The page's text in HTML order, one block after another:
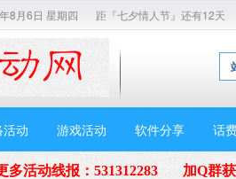
8月6日 星期四 距『七夕情人节』还有12天
活动 游戏活动 软件分享 话
多活动线报 ： 531312283 加Q群